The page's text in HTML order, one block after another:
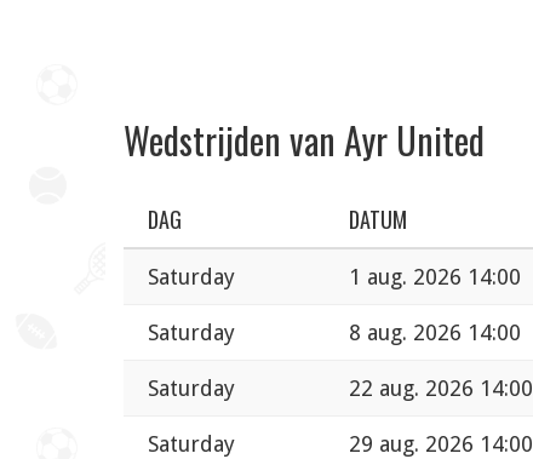
Wedstrijden van Ayr United
DAG DATUM
Saturday 1 aug. 2026 14:00
Saturday 8 aug. 2026 14:00
Saturday 22 aug. 2026 14:00
Saturday 29 aug. 2026 14:00